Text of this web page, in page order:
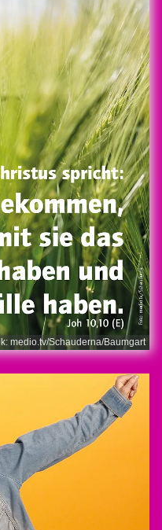
medio.tv/Schauderna/Baumgart